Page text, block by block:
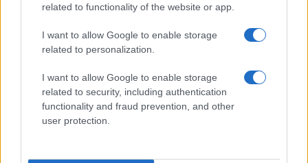
related to functionality of the website or app.
I want to allow Google to enable storage
related to personalization.
I want to allow Google to enable storage
related to security, including authentication
functionality and fraud prevention, and other
user protection.